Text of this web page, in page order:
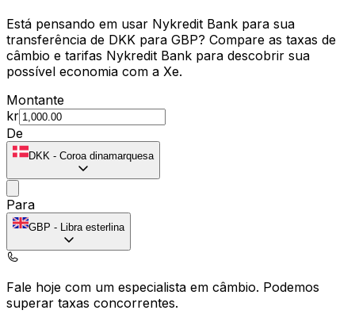
Está pensando em usar Nykredit Bank para sua
transferência de DKK para GBP? Compare as taxas de
câmbio e tarifas Nykredit Bank para descobrir sua
possível economia com a Xe.
Montante
kr
De
DKK - Coroa dinamarquesa
Para
GBP - Libra esterlina
Fale hoje com um especialista em câmbio. Podemos
superar taxas concorrentes.